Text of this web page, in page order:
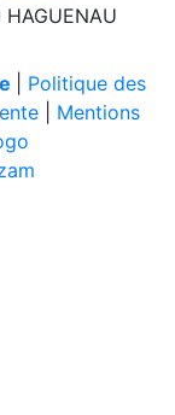
Politique des
| Mentions